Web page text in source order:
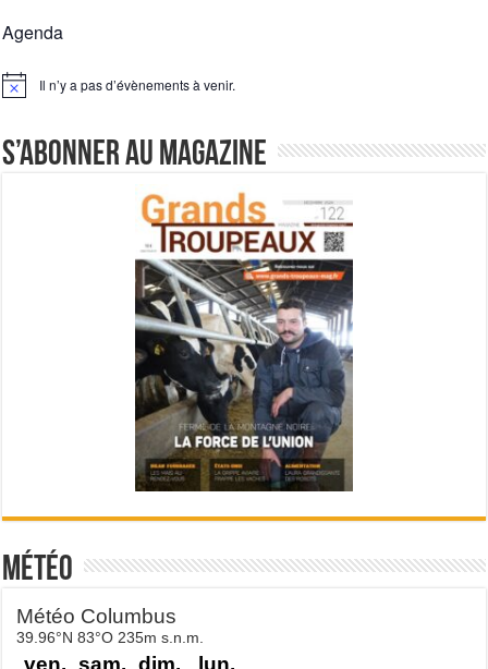
Agenda
Notice Il n’y a pas d’évènements à venir.
S’abonner au magazine
Météo